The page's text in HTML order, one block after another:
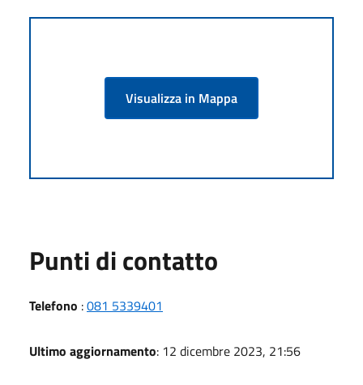
Visualizza in Mappa
Punti di contatto
Telefono :081 5339401
Ultimo aggiornamento: 12 dicembre 2023, 21:56